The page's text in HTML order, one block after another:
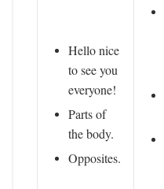
Hello nice
to see you
everyone!
Parts of
the body.
Opposites.